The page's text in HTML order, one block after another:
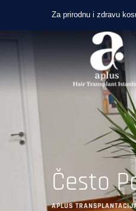
Za prirodnu i zdravu
Često
APLUS